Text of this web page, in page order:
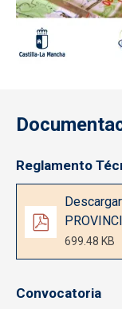
Reglamento
Documento
699.48 KB
Convocatoria